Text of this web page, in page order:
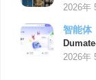
2026年
智能体
2026年